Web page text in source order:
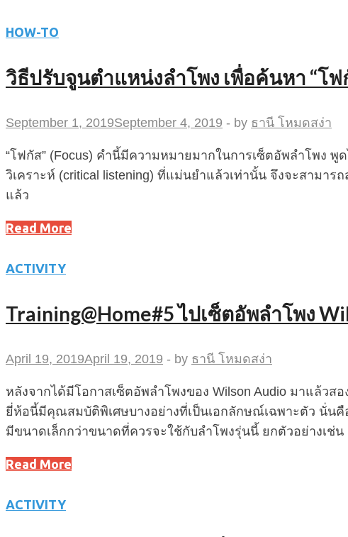
HOW-TO
วิธีปรับจูนตำแหน่งลำโพง เพื่อค้นหา “โฟ
September 1, 2019September 4, 2019 - by ธานี โหมดสง่า
“โฟกัส” (Focus) คำนี้มีความหมายมากในการเซ็ตอัพลำโพง
วิเคราะห์ (critical listening) ที่แม่นยำแล้วเท่านั้น จึงจะสามา
แล้ว
Read More
ACTIVITY
Training@Home#5 ไปเซ็ตอัพลำโพง
April 19, 2019April 19, 2019 - by ธานี โหมดสง่า
หลังจากได้มีโอกาสเซ็ตอัพลำโพงของ Wilson Audio มาแล้วส
ยี่ห้อนี้มีคุณสมบัติพิเศษบางอย่างที่เป็นเอกลักษณ์เฉพาะตัว นั่นคื
มีขนาดเล็กกว่าขนาดที่ควรจะใช้กับลำโพงรุ่นนี้ ยกตัวอย่างเช่
Read More
ACTIVITY